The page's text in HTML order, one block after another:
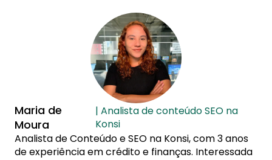
Maria de
Moura
| Analista de conteúdo SEO na
Konsi
Analista de Conteúdo e SEO na Konsi, com 3 anos
de experiência em crédito e finanças. Interessada